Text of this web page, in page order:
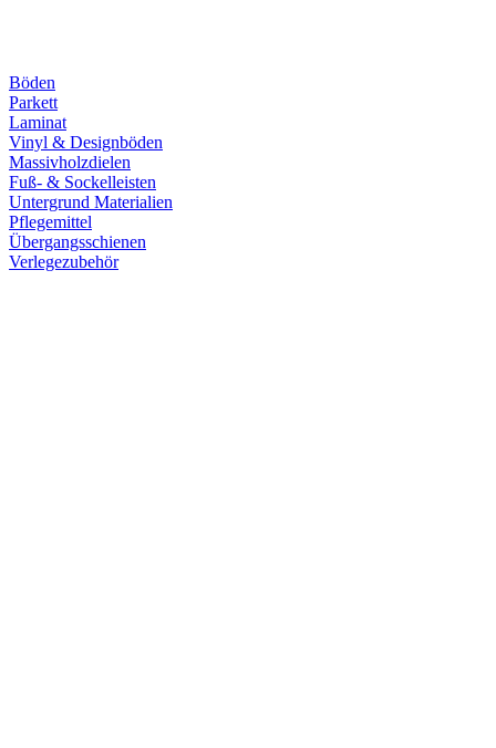
Böden
Parkett
Laminat
Vinyl & Designböden
Massivholzdielen
Fuß- & Sockelleisten
Untergrund Materialien
Pflegemittel
Übergangsschienen
Verlegezubehör